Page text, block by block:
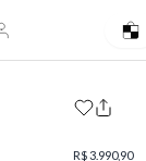
R$ 3.990,90